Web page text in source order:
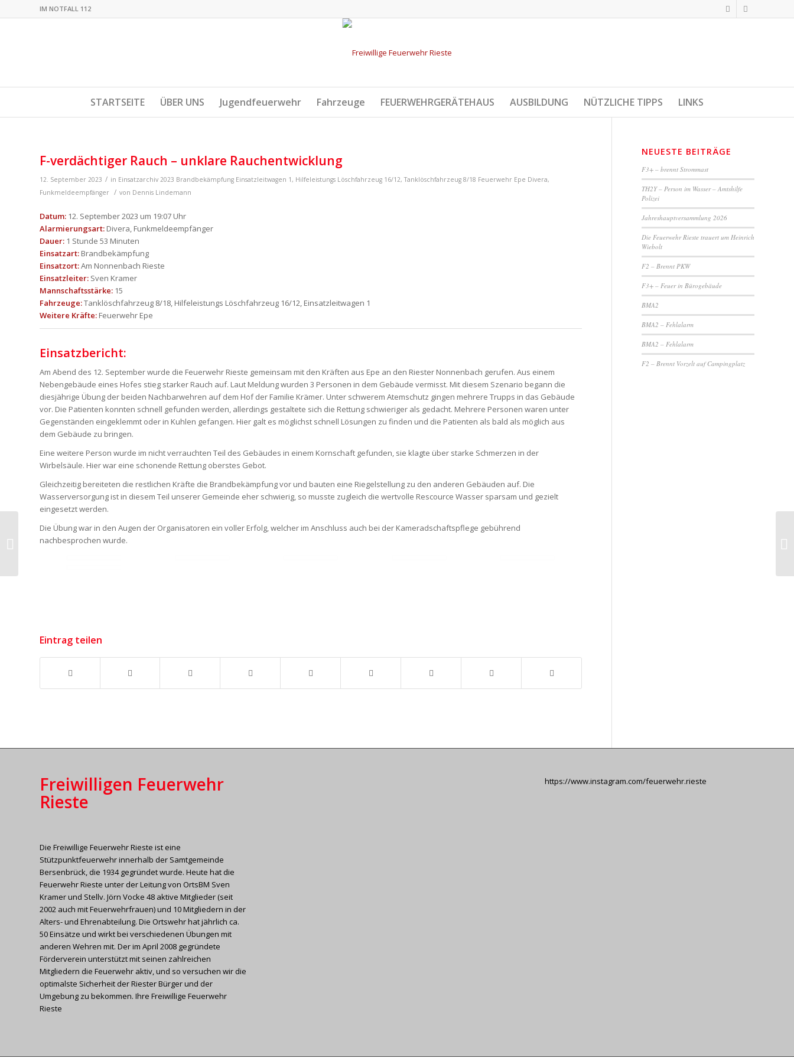
IM NOTFALL 112
STARTSEITE ÜBER UNS Jugendfeuerwehr Fahrzeuge FEUERWEHRGERÄTEHAUS AUSBILDUNG NÜTZLICHE TIPPS LINKS
F-verdächtiger Rauch – unklare Rauchentwicklung
12. September 2023 / in Einsatzarchiv 2023 Brandbekämpfung Einsatzleitwagen 1, Hilfeleistungs Löschfahrzeug 16/12,Tanklöschfahrzeug 8/18 Feuerwehr Epe Divera,
Funkmeldeempfänger / von Dennis Lindemann
Datum: 12. September 2023 um 19:07 Uhr
Alarmierungsart: Divera, Funkmeldeempfänger
Dauer: 1 Stunde 53 Minuten
Einsatzart: Brandbekämpfung
Einsatzort:Am Nonnenbach Rieste
Einsatzleiter: Sven Kramer
Mannschaftsstärke: 15
Fahrzeuge:Tanklöschfahrzeug 8/18, Hilfeleistungs Löschfahrzeug 16/12, Einsatzleitwagen 1
Weitere Kräfte: Feuerwehr Epe
Einsatzbericht:
Am Abend des 12. September wurde die Feuerwehr Rieste gemeinsam mit den Kräften aus Epe an den Riester Nonnenbach gerufen. Aus einem
Nebengebäude eines Hofes stieg starker Rauch auf. Laut Meldung wurden 3 Personen in dem Gebäude vermisst. Mit diesem Szenario begann die
diesjährige Übung der beiden Nachbarwehren auf dem Hof der Familie Krämer. Unter schwerem Atemschutz gingen mehrere Trupps in das Gebäude
vor. Die Patienten konnten schnell gefunden werden, allerdings gestaltete sich die Rettung schwieriger als gedacht. Mehrere Personen waren unter
Gegenständen eingeklemmt oder in Kuhlen gefangen. Hier galt es möglichst schnell Lösungen zu finden und die Patienten als bald als möglich aus
dem Gebäude zu bringen.
Eine weitere Person wurde im nicht verrauchten Teil des Gebäudes in einem Kornschaft gefunden, sie klagte über starke Schmerzen in der
Wirbelsäule. Hier war eine schonende Rettung oberstes Gebot.
Gleichzeitig bereiteten die restlichen Kräfte die Brandbekämpfung vor und bauten eine Riegelstellung zu den anderen Gebäuden auf. Die
Wasserversorgung ist in diesem Teil unserer Gemeinde eher schwierig, so musste zugleich die wertvolle Rescource Wasser sparsam und gezielt
eingesetzt werden.
Die Übung war in den Augen der Organisatoren ein voller Erfolg, welcher im Anschluss auch bei der Kameradschaftspflege gebührend
nachbesprochen wurde.
Eintrag teilen
NEUESTE BEITRÄGE
F3+ – brennt Strommast
TH2Y – Person im Wasser – Amtshilfe
Polizei
Jahreshauptversammlung 2026
Die Feuerwehr Rieste trauert um Heinrich
Wiebolt
F2 – Brennt PKW
F3+ – Feuer in Bürogebäude
BMA2
BMA2 – Fehlalarm
BMA2 – Fehlalarm
F2 – Brennt Vorzelt auf Campingplatz
Freiwilligen Feuerwehr
Rieste
Die Freiwillige Feuerwehr Rieste ist eine
Stützpunktfeuerwehr innerhalb der Samtgemeinde
Bersenbrück, die 1934 gegründet wurde. Heute hat die
Feuerwehr Rieste unter der Leitung von OrtsBM Sven
Kramer und Stellv. Jörn Vocke 48 aktive Mitglieder (seit
2002 auch mit Feuerwehrfrauen) und 10 Mitgliedern in der
Alters- und Ehrenabteilung. Die Ortswehr hat jährlich ca.
50 Einsätze und wirkt bei verschiedenen Übungen mit
anderen Wehren mit. Der im April 2008 gegründete
Förderverein unterstützt mit seinen zahlreichen
Mitgliedern die Feuerwehr aktiv, und so versuchen wir die
optimalste Sicherheit der Riester Bürger und der
Umgebung zu bekommen. Ihre Freiwillige Feuerwehr
Rieste
https://www.instagram.com/feuerwehr.rieste
TH_Person_Wasser –